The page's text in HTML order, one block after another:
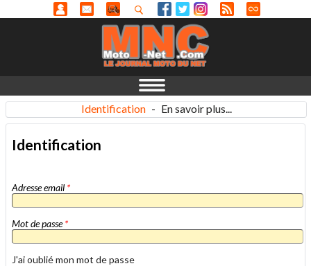
Identification - En savoir plus...
Identification
Adresse email *
Mot de passe*
J'ai oublié mon mot de passe